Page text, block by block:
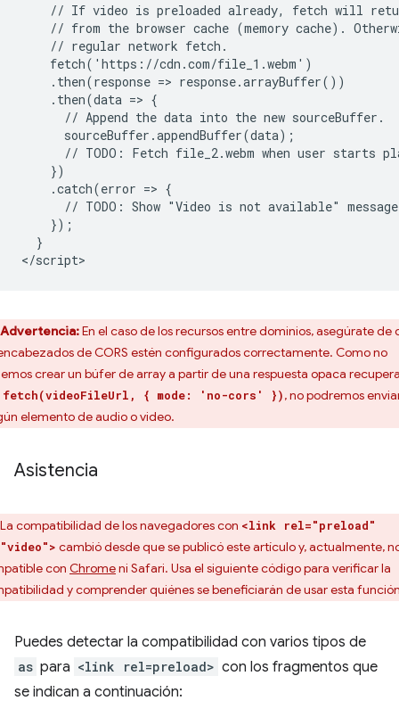
// If video is preloaded already, fetch will
// from the browser cache (memory cache).
    // regular network fetch.
    fetch('https://cdn.com/file_1.webm')
    .then(response => response.arrayBuffer())
    .then(data => {
      // Append the data into the new sourceBuffer.
      sourceBuffer.appendBuffer(data);
// TODO: Fetch file_2.webm when user starts
    })
    .catch(error => {
// TODO: Show "Video is not available"
    });
  }
Advertencia:En el caso de los recursos entre dominios, asegúrate de
de CORS estén configurados correctamente. Como no
crear un búfer de array a partir de una respuesta opaca
fetch(videoFileUrl, { mode: 'no-cors' }), no podremos
elemento de audio o video.
Asistencia
La compatibilidad de los navegadores con <link rel="preload"
cambió desde que se publicó este artículo y, actualmente,
con Chromeni Safari. Usa el siguiente código para verificar la
y comprender quiénes se beneficiarán de usar esta
Puedes detectar la compatibilidad con varios tipos de
as para <link rel=preload> con los fragmentos que
se indican a continuación: